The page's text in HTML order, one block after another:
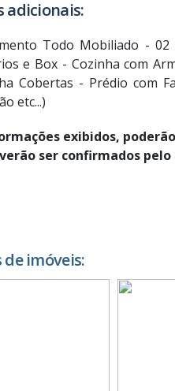
Todo Mobiliado -
e Box - Cozinha com
Cobertas - Prédio com
etc...)
exibidos,
ser confirmados
imóveis: